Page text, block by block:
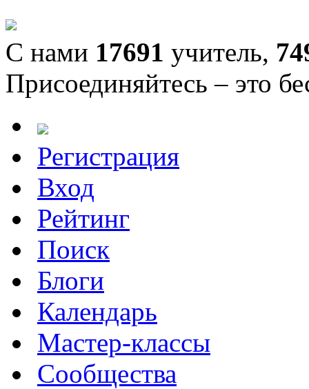
С нами 17691 учитель,
Присоединяйтесь – это
Регистрация
Вход
Рейтинг
Поиск
Блоги
Календарь
Мастер-классы
Сообщества